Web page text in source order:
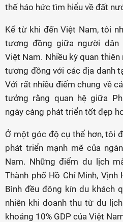
thế háo hức tìm hiểu về đất
Kể từ khi đến Việt Nam, tôi
tương đồng giữa người dân
Việt Nam. Nhiều kỳ quan
tương đồng với các địa danh
Với rất nhiều điểm chung về
tưởng rằng quan hệ giữa
ngày càng phát triển tốt đẹp
Ở một góc độ cụ thể hơn, tôi
phát triển mạnh mẽ của
Nam. Những điểm du lịch
Thành phố Hồ Chí Minh, Vịnh
Bình đều đông kín du khách
nhiên khi doanh thu từ du
khoảng 10% GDP của Việt